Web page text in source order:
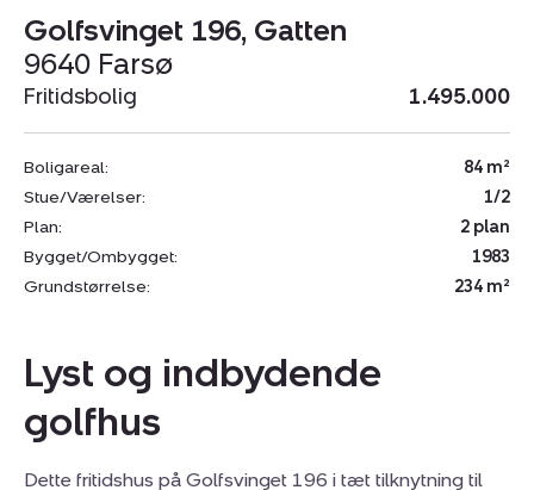
Golfsvinget 196, Gatten
9640 Farsø
Fritidsbolig 1.495.000
Boligareal:
84 m²
Stue/Værelser:
1/2
Plan:
2 plan
Bygget/Ombygget:
1983
Grundstørrelse:
234 m²
Lyst og indbydende
golfhus
Dette fritidshus på Golfsvinget 196 i tæt tilknytning til